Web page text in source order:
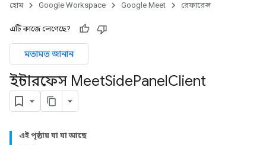
হোম Google Workspace Google Meet রেফারেন্স
এটি কাজে লেগেছে?
মতামত জানান
ইন্টারফেস MeetSidePanelClient
এই পৃষ্ঠায় যা যা আছে